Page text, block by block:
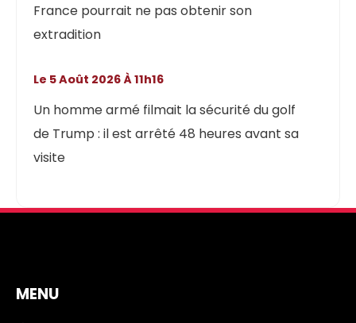
France pourrait ne pas obtenir son
extradition
Un homme armé filmait la sécurité du golf
de Trump : il est arrêté 48 heures avant sa
visite
Le 5 Août 2026 À 11h16
MENU